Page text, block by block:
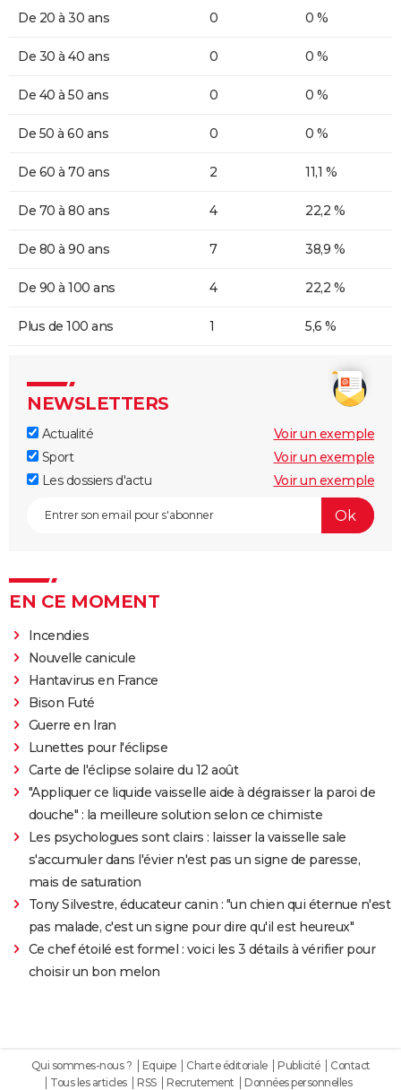
De 20 à 30 ans 0 0 %
De 30 à 40 ans 0 0 %
De 40 à 50 ans 0 0 %
De 50 à 60 ans 0 0 %
De 60 à 70 ans 2 11,1 %
De 70 à 80 ans 4 22,2 %
De 80 à 90 ans 7 38,9 %
De 90 à 100 ans 4 22,2 %
Plus de 100 ans 1 5,6 %
NEWSLETTERS
Actualité
Voir un exemple
Sport
Voir un exemple
Les dossiers d'actu
Voir un exemple
EN CE MOMENT
Incendies
Nouvelle canicule
Hantavirus en France
Bison Futé
Guerre en Iran
Lunettes pour l'éclipse
Carte de l'éclipse solaire du 12 août
"Appliquer ce liquide vaisselle aide à dégraisser la paroi de
douche" : la meilleure solution selon ce chimiste
Les psychologues sont clairs : laisser la vaisselle sale
s'accumuler dans l'évier n'est pas un signe de paresse,
mais de saturation
Tony Silvestre, éducateur canin : "un chien qui éternue n'est
pas malade, c'est un signe pour dire qu'il est heureux"
Ce chef étoilé est formel : voici les 3 détails à vérifier pour
choisir un bon melon
Qui sommes-nous ? Equipe Charte éditoriale Publicité
Contact
Tous les articles
RSS Recrutement Données personnelles